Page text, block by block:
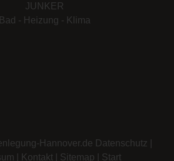
JUNKER
Bad - Heizung - Klima
Hannover.de Datenschutz
Kontakt Sitemap Start